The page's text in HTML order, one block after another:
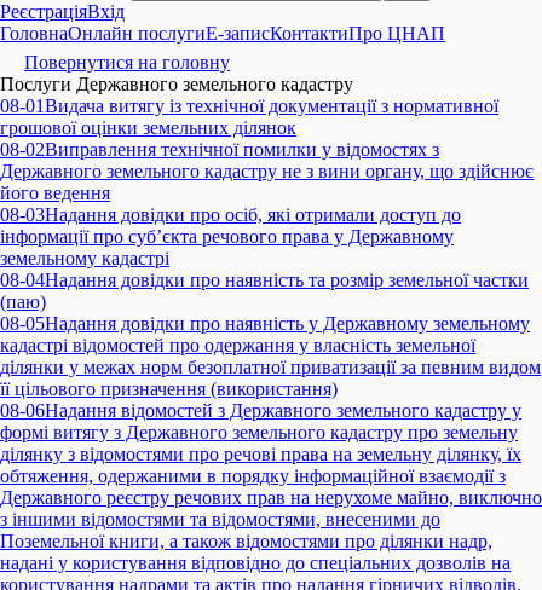
РеєстраціяВхід
ГоловнаОнлайн послугиE-записКонтактиПро ЦНАП
Повернутися на головну
Послуги Державного земельного кадастру
08-01Видача витягу із технічної документації з нормативної
грошової оцінки земельних ділянок
08-02Виправлення технічної помилки у відомостях з
Державного земельного кадастру не з вини органу, що здійснює
його ведення
08-03Надання довідки про осіб, які отримали доступ до
інформації про суб’єкта речового права у Державному
земельному кадастрі
08-04Надання довідки про наявність та розмір земельної частки
(паю)
08-05Надання довідки про наявність у Державному земельному
кадастрі відомостей про одержання у власність земельної
ділянки у межах норм безоплатної приватизації за певним видом
її цільового призначення (використання)
08-06Надання відомостей з Державного земельного кадастру у
формі витягу з Державного земельного кадастру про земельну
ділянку з відомостями про речові права на земельну ділянку, їх
обтяження, одержаними в порядку інформаційної взаємодії з
Державного реєстру речових прав на нерухоме майно, виключно
з іншими відомостями та відомостями, внесеними до
Поземельної книги, а також відомостями про ділянки надр,
надані у користування відповідно до спеціальних дозволів на
користування надрами та актів про надання гірничих відводів,